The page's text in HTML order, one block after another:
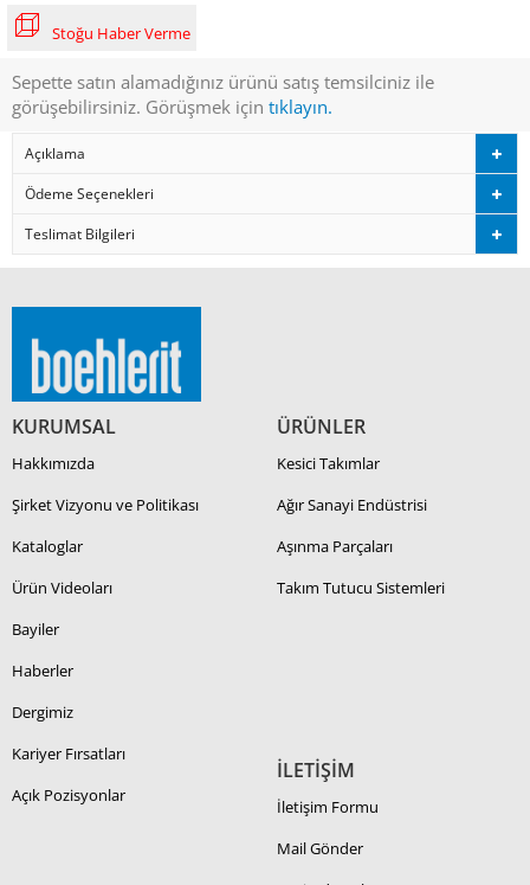
Stoğu Haber Verme
Sepette satın alamadığınız ürünü satış temsilciniz ile
görüşebilirsiniz. Görüşmek için tıklayın.
Açıklama
Ödeme Seçenekleri
Teslimat Bilgileri
KURUMSAL
Hakkımızda
Şirket Vizyonu ve Politikası
Kataloglar
Ürün Videoları
Bayiler
Haberler
Dergimiz
Kariyer Fırsatları
Açık Pozisyonlar
ÜRÜNLER
Kesici Takımlar
Ağır Sanayi Endüstrisi
Aşınma Parçaları
Takım Tutucu Sistemleri
İLETİŞİM
İletişim Formu
Mail Gönder